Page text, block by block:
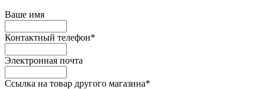
Ваше имя
Контактный телефон*
Электронная почта
Ссылка на товар другого магазина*